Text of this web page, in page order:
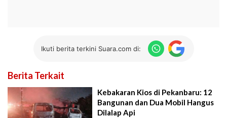
Ikuti berita terkini Suara.com di:
Berita Terkait
Kebakaran Kios di Pekanbaru: 12
Bangunan dan Dua Mobil Hangus
Dilalap Api